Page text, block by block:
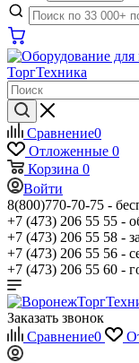
Сравнение0
Отложенные 0
Корзина 0
Войти
8(800)770-70-75 -
+7 (473) 206 55 55 -
+7 (473) 206 55 58 -
+7 (473) 206 55 56 -
+7 (473) 206 55 60 -
Заказать звонок
Сравнение0